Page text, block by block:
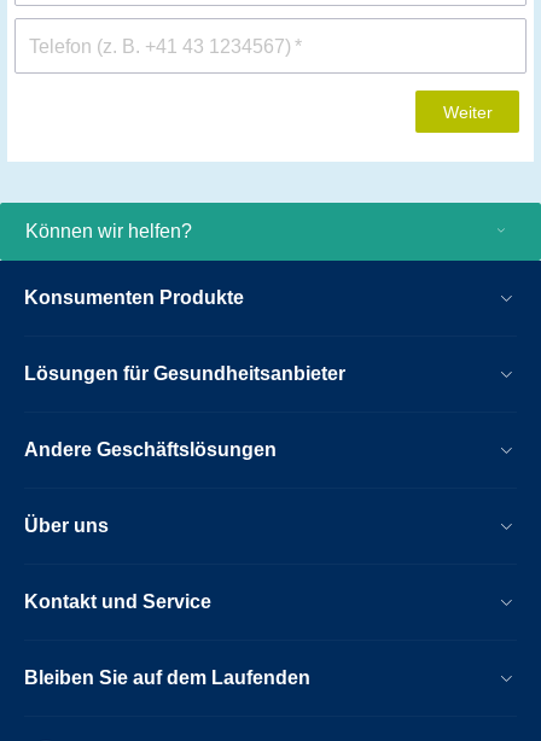
Telefon (z. B. +41 43 1234567)
Weiter
Können wir helfen?
Konsumenten Produkte
Lösungen für Gesundheitsanbieter
Andere Geschäftslösungen
Über uns
Kontakt und Service
Bleiben Sie auf dem Laufenden